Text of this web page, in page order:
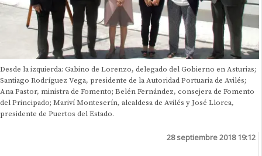
Desde la izquierda: Gabino de Lorenzo, delegado del Gobierno en Asturias;
Santiago Rodríguez Vega, presidente de la Autoridad Portuaria de Avilés;
Ana Pastor, ministra de Fomento; Belén Fernández, consejera de Fomento
del Principado; Mariví Monteserín, alcaldesa de Avilés y José Llorca,
presidente de Puertos del Estado.
28 septiembre 2018 19:12